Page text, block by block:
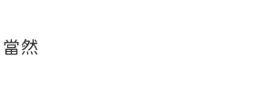
然